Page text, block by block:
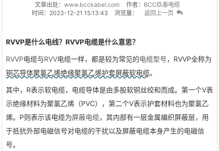
文章出处： www.bcckabel.com 作者： BCC玖泰电缆
时间：2023-12-21 15:13:43
浏览量： 返回上一页
RVVP是什么电线？RVVP电缆是什么意思？
RVVP电缆与RVV电缆一样，都是较为常见的电缆型号，RVVP全称为
铜芯导体聚氯乙烯绝缘聚氯乙烯护套屏蔽软电缆。
其中，R表示软电缆，电缆导体是由多股软铜丝绞和而成。第一个V表
示绝缘材料为聚氯乙烯（PVC），第二个V表示护套材料也为聚氯乙
烯。P则表示该电缆为屏蔽电缆，其内部有一层金属编织屏蔽层，用
于抵抗外部电磁信号对电缆的干扰以及屏蔽电缆本身产生的电磁信
号。